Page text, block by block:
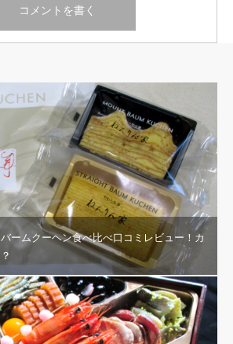
ームクーヘン食べ比べ口コミレビュー！カ